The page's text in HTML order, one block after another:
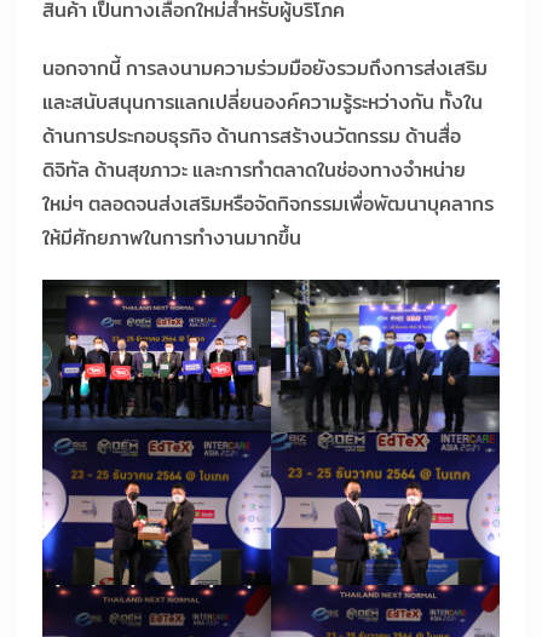
สินค้า เป็นทางเลือกใหม่สำหรับผู้บริโภค
นอกจากนี้ การลงนามความร่วมมือยังรวมถึงการส่งเสริม
และสนับสนุนการแลกเปลี่ยนองค์ความรู้ระหว่างกัน ทั้งใน
ด้านการประกอบธุรกิจ ด้านการสร้างนวัตกรรม ด้านสื่อ
ดิจิทัล ด้านสุขภาวะ และการทำตลาดในช่องทางจำหน่าย
ใหม่ๆ ตลอดจนส่งเสริมหรือจัดกิจกรรมเพื่อพัฒนาบุคลากร
ให้มีศักยภาพในการทำงานมากขึ้น